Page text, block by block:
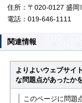
住所：〒020-0127 盛
電話：019-646-1111
関連情報
よりよいウェブサイ
な問題点があったか
このページに問題